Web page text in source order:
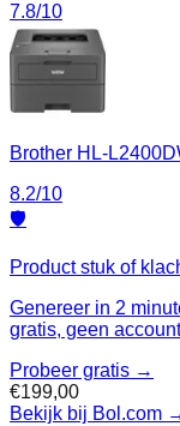
7.8/10
Brother HL-
8.2/10
🛡️
Product stuk of
Genereer in 2
gratis, geen
Probeer gratis →
€199,00
Bekijk bij Bol.com